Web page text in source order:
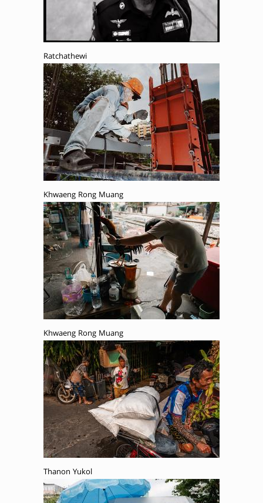
Ratchathewi
Khwaeng Rong Muang
Khwaeng Rong Muang
Thanon Yukol